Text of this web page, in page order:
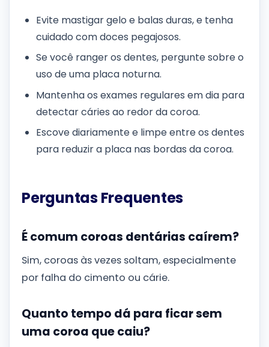
Evite mastigar gelo e balas duras, e tenha
cuidado com doces pegajosos.
Se você ranger os dentes, pergunte sobre o
uso de uma placa noturna.
Mantenha os exames regulares em dia para
detectar cáries ao redor da coroa.
Escove diariamente e limpe entre os dentes
para reduzir a placa nas bordas da coroa.
Perguntas Frequentes
É comum coroas dentárias caírem?
Sim, coroas às vezes soltam, especialmente
por falha do cimento ou cárie.
Quanto tempo dá para ficar sem
uma coroa que caiu?